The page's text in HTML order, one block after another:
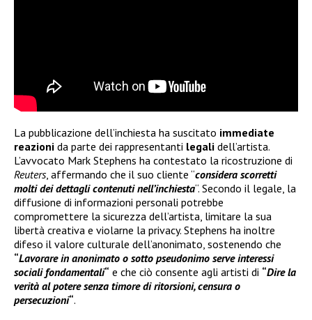
La pubblicazione dell’inchiesta ha suscitato immediate
reazioni da parte dei rappresentanti legali dell’artista.
L’avvocato Mark Stephens ha contestato la ricostruzione di
Reuters, affermando che il suo cliente “considera scorretti
molti dei dettagli contenuti nell’inchiesta“. Secondo il legale, la
diffusione di informazioni personali potrebbe
compromettere la sicurezza dell’artista, limitare la sua
libertà creativa e violarne la privacy. Stephens ha inoltre
difeso il valore culturale dell’anonimato, sostenendo che
“Lavorare in anonimato o sotto pseudonimo serve interessi
sociali fondamentali“ e che ciò consente agli artisti di “Dire la
verità al potere senza timore di ritorsioni, censura o
persecuzioni“.